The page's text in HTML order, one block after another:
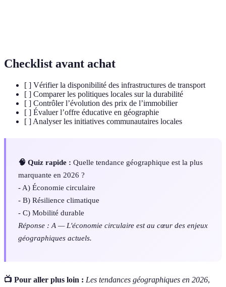
Checklist avant achat
[ ] Vérifier la disponibilité des infrastructures de transport
[ ] Comparer les politiques locales sur la durabilité
[ ] Contrôler l’évolution des prix de l’immobilier
[ ] Évaluer l’offre éducative en géographie
[ ] Analyser les initiatives communautaires locales
🧠 Quiz rapide : Quelle tendance géographique est la plus
marquante en 2026 ?
- A) Économie circulaire
- B) Résilience climatique
- C) Mobilité durable
Réponse : A — L'économie circulaire est au cœur des enjeux
géographiques actuels.
📺 Pour aller plus loin : Les tendances géographiques en 2026,